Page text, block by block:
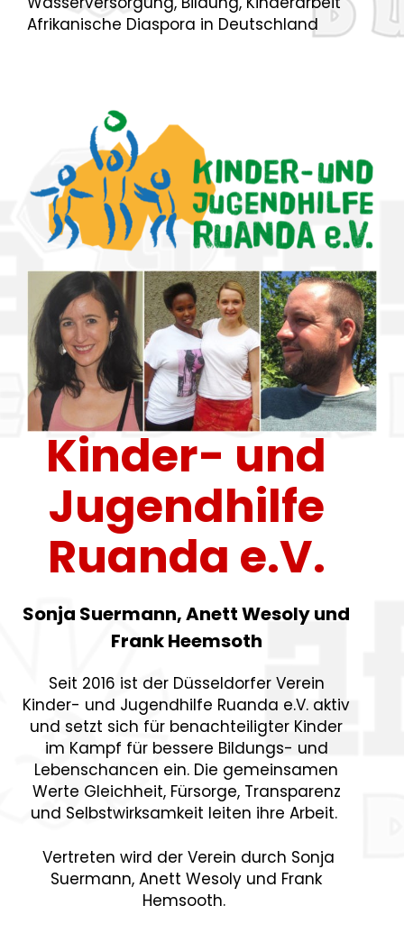
Afrikanische Diaspora in Deutschland
Kinder- und Jugendhilfe Ruanda
e.V.
Sonja
Suermann,
Anett Wesoly &
Frank
Hemsooth
Kinder- und
Jugendhilfe
Ruanda e.V.
Sonja Suermann, Anett Wesoly und
Frank Heemsoth
Seit 2016 ist der Düsseldorfer Verein
Kinder- und Jugendhilfe Ruanda e.V. aktiv
und setzt sich für benachteiligter Kinder
im Kampf für bessere Bildungs- und
Lebenschancen ein. Die gemeinsamen
Werte Gleichheit, Fürsorge, Transparenz
und Selbstwirksamkeit leiten ihre Arbeit.
Vertreten wird der Verein durch Sonja
Suermann, Anett Wesoly und Frank
Hemsooth.